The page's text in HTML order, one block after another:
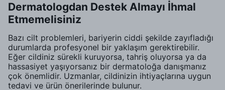
Dermatologdan Destek Almayı İhmal
Etmemelisiniz
Bazı cilt problemleri, bariyerin ciddi şekilde zayıfladığı
durumlarda profesyonel bir yaklaşım gerektirebilir.
Eğer cildiniz sürekli kuruyorsa, tahriş oluyorsa ya da
hassasiyet yaşıyorsanız bir dermatoloğa danışmanız
çok önemlidir. Uzmanlar, cildinizin ihtiyaçlarına uygun
tedavi ve ürün önerilerinde bulunur.